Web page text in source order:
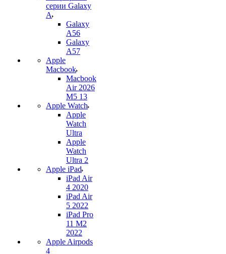
серии Galaxy
A
Galaxy
A56
Galaxy
A57
Apple
Macbook
Macbook
Air 2026
M5 13
Apple Watch
Apple
Watch
Ultra
Apple
Watch
Ultra 2
Apple iPad
iPad Air
4 2020
iPad Air
5 2022
iPad Pro
11 M2
2022
Apple Airpods
4